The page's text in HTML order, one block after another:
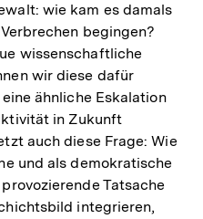
wie kam es damals
begingen?
wissenschaftliche
wir diese dafür
ähnliche Eskalation
in Zukunft
auch diese Frage: Wie
und als demokratische
Tatsache
integrieren,